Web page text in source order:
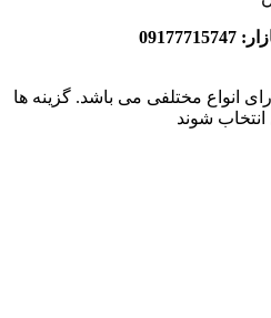
انواع مختلفی می باشد. گزینه ها
شوند